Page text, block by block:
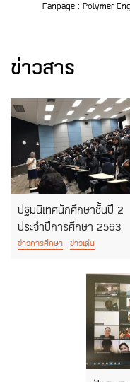
Fanpage : Polymer
ข่าวสาร
ปฐมนิเทศนักศึกษาชั้นปี 2
ประจำปีการศึกษา 2563
ข่าวการศึกษา ข่าวเด่น